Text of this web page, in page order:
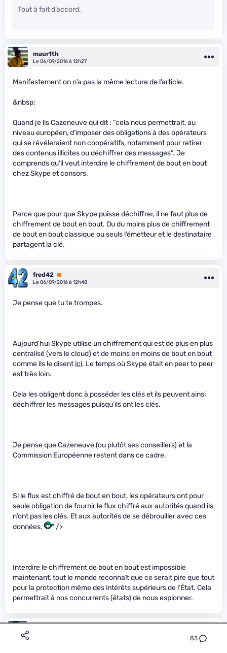
83
Tout à fait d’accord.
maur1th
Le 06/09/2016 à 12h27
Manifestement on n’a pas la même lecture de l’article.
&nbsp;
Quand je lis Cazeneuve qui dit : “cela nous permettrait, au
niveau européen, d’imposer des obligations à des opérateurs
qui se révéleraient non coopératifs, notamment pour retirer
des contenus illicites ou déchiffrer des messages”. Je
comprends qu’il veut interdire le chiffrement de bout en bout
chez Skype et consors.
Parce que pour que Skype puisse déchiffrer, il ne faut plus de
chiffrement de bout en bout. Ou du moins plus de chiffrement
de bout en bout classique ou seuls l’émetteur et le destinataire
partagent la clé.
fred42 Premium
Le 06/09/2016 à 12h48
Je pense que tu te trompes.
Aujourd’hui Skype utilise un chiffrement qui est de plus en plus
centralisé (vers le cloud) et de moins en moins de bout en bout
comme ils le disentici. Le temps où Skype était en peer to peer
est très loin.
Cela les obligent donc à posséder les clés et ils peuvent ainsi
déchiffrer les messages puisqu’ils ont les clés.
Je pense que Cazeneuve (ou plutôt ses conseillers) et la
Commission Européenne restent dans ce cadre.
Si le flux est chiffré de bout en bout, les opérateurs ont pour
seule obligation de fournir le flux chiffré aux autorités quand ils
n’ont pas les clés. Et aux autorités de se débrouiller avec ces
données.
" />
Interdire le chiffrement de bout en bout est impossible
maintenant, tout le monde reconnaît que ce serait pire que tout
pour la protection même des intérêts supérieurs de l’État. Cela
permettrait à nos concurrents (états) de nous espionner.